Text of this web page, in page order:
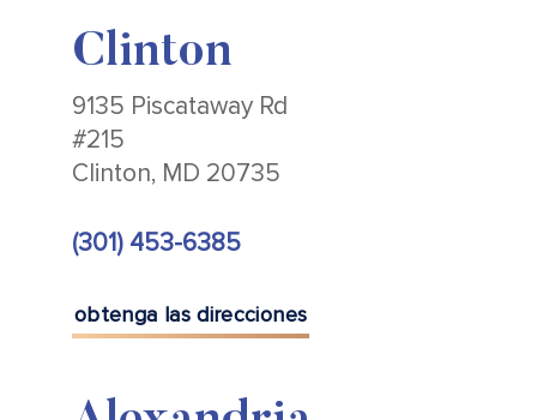
Clinton
9135 Piscataway Rd
#215
Clinton, MD 20735
(301) 453-6385
obtenga las direcciones